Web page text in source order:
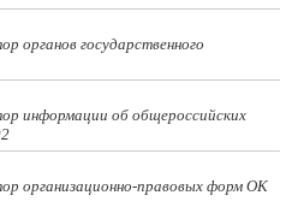
органов государственного
информации об общероссийских
организационно-правовых форм ОК